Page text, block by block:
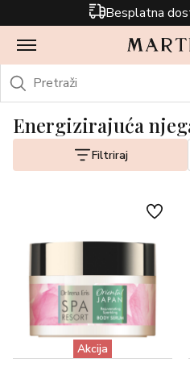
Besplatna
Energizirajuća
Filtriraj
Akcija